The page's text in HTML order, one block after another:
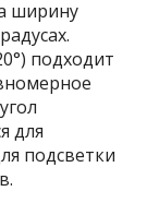
ширину
подходит
для
подсветки